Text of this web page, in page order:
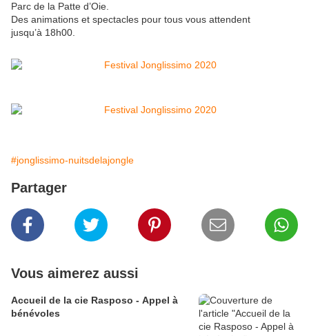
Parc de la Patte d’Oie.
Des animations et spectacles pour tous vous attendent
jusqu’à 18h00.
#jonglissimo-nuitsdelajongle
Partager
Vous aimerez aussi
Accueil de la cie Rasposo - Appel à
bénévoles